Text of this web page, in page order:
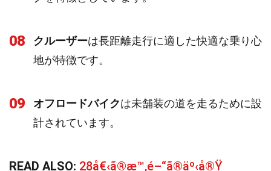
08 クルーザーは長距離走行に適した快適な乗り心
地が特徴です。
09 オフロードバイクは未舗装の道を走るために設
計されています。
READ ALSO: 28å€‹ã®æ™‚é–“ã®äº‹å®Ÿ